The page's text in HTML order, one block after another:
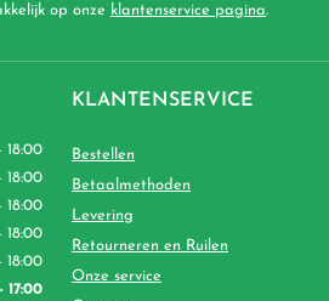
op onze klantenservice pagina.
18:00
18:00
18:00
18:00
18:00
17:00
KLANTENSERVICE
Bestellen
Betaalmethoden
Levering
Retourneren en Ruilen
Onze service